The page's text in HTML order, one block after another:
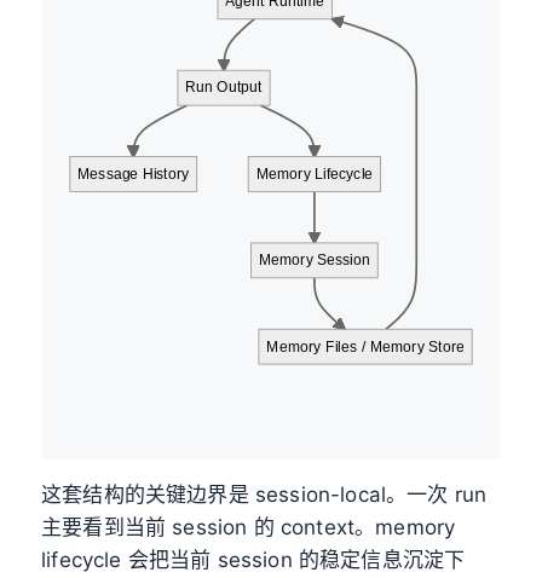
Run Output
Message History Memory Lifecycle
Memory Session
Memory Files / Memory Store
这套结构的关键边界是 session-local。一次 run
主要看到当前 session 的 context。memory
lifecycle 会把当前 session 的稳定信息沉淀下